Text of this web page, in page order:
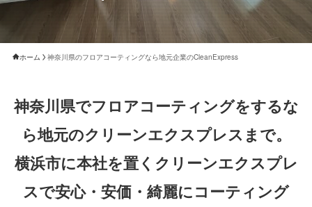
ホーム 神奈川県のフロアコーティングなら地元企業のCleanExpress
神奈川県でフロアコーティングをするな
ら地元のクリーンエクスプレスまで。
横浜市に本社を置くクリーンエクスプレ
スで安心・安価・綺麗にコーティング